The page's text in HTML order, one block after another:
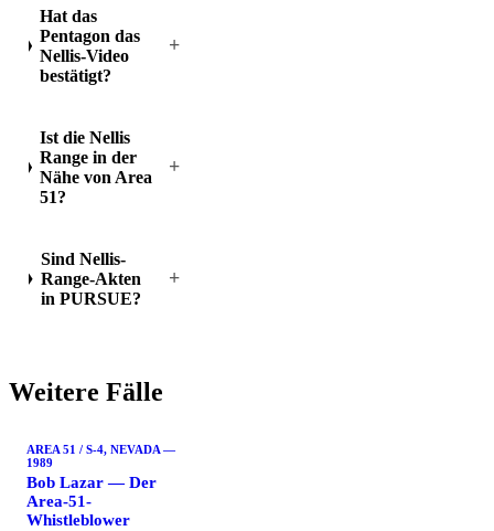
Hat das
Pentagon das
Nellis-Video
bestätigt?
+
Ist die Nellis
Range in der
Nähe von Area
51?
+
Sind Nellis-
Range-Akten
in PURSUE?
+
Weitere Fälle
AREA 51 / S-4, NEVADA —
1989
Bob Lazar — Der
Area-51-
Whistleblower